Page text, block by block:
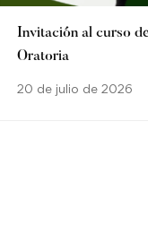
Invitación al curso
Oratoria
20 de julio de 2026